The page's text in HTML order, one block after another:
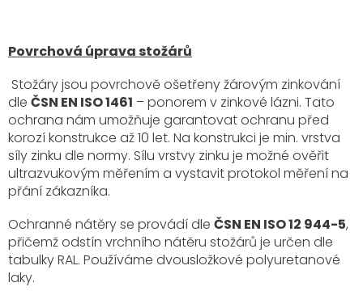
Povrchová úprava stožárů
Stožáry jsou povrchově ošetřeny žárovým zinkování
dle ČSN EN ISO 1461 – ponorem v zinkové lázni. Tato
ochrana nám umožňuje garantovat ochranu před
korozí konstrukce až 10 let. Na konstrukci je min. vrstva
síly zinku dle normy. Sílu vrstvy zinku je možné ověřit
ultrazvukovým měřením a vystavit protokol měření na
přání zákazníka.
Ochranné nátěry se provádí dle ČSN EN ISO 12 944-5,
přičemž odstín vrchního nátěru stožárů je určen dle
tabulky RAL. Používáme dvousložkové polyuretanové
laky.